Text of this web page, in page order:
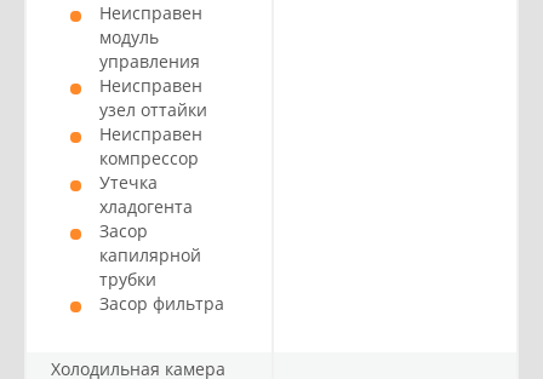
Неисправен
модуль
управления
Неисправен
узел оттайки
Неисправен
компрессор
Утечка
хладогента
Засор
капилярной
трубки
Засор фильтра
Холодильная камера